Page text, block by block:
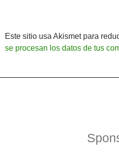
Este sitio usa Akismet para
se procesan los datos de tus